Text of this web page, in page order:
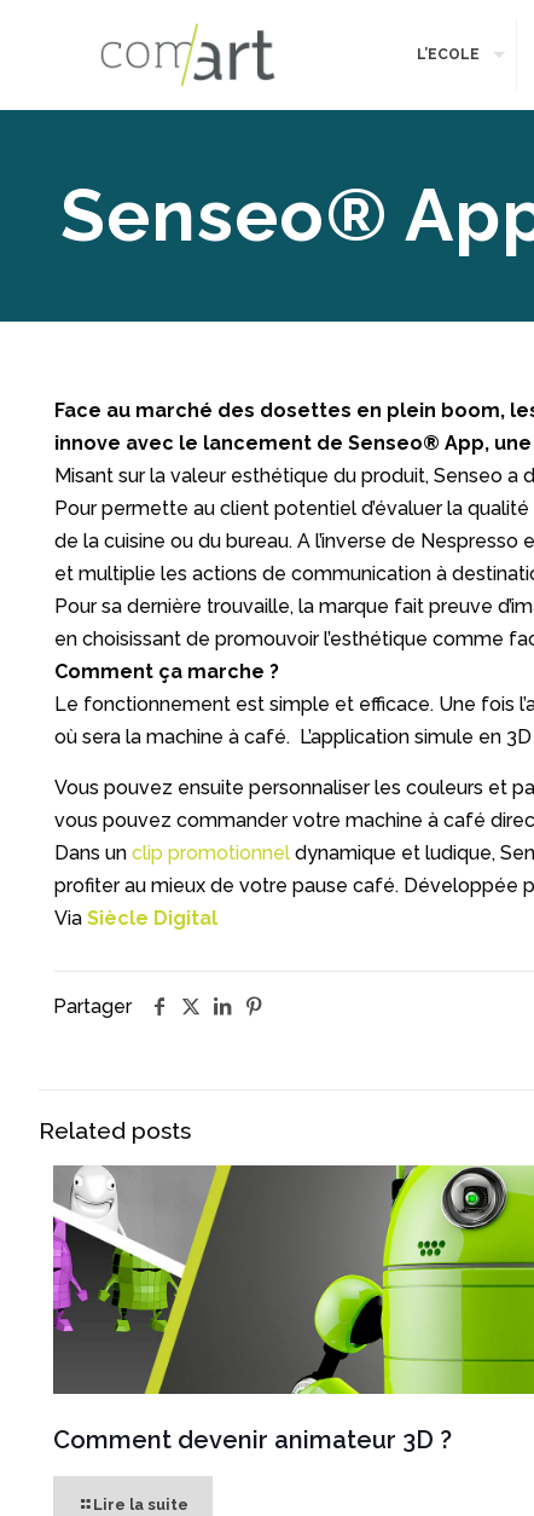
L’ECOLE
Senseo®
Face au marché des dosettes en plein boom,
innove avec le lancement de Senseo® App,
Misant sur la valeur esthétique du produit, Senseo a
Pour permette au client potentiel d’évaluer la
de la cuisine ou du bureau. A l’inverse de
et multiplie les actions de communication à
Pour sa dernière trouvaille, la marque fait preuve
en choisissant de promouvoir l’esthétique comme
Comment ça marche ?
Le fonctionnement est simple et efficace. Une fois
où sera la machine à café. L’application simule en
Vous pouvez ensuite personnaliser les couleurs et
vous pouvez commander votre machine à café
Dans un clip promotionnel dynamique et ludique,
profiter au mieux de votre pause café. Développée
Via Siècle Digital
Partager
Related posts
Comment devenir animateur 3D ?
Lire la suite